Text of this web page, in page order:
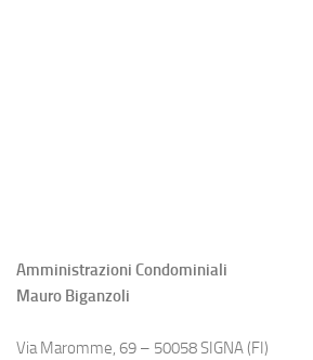
Amministrazioni Condominiali
Mauro Biganzoli
Via Maromme, 69 – 50058 SIGNA (FI)